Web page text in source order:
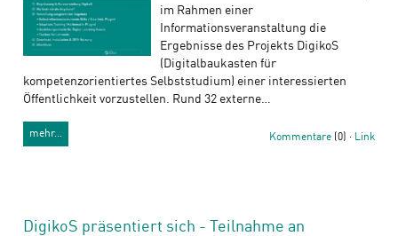
im Rahmen einer
Informationsveranstaltung die
Ergebnisse des Projekts DigikoS
(Digitalbaukasten für
kompetenzorientiertes Selbststudium) einer interessierten
Öffentlichkeit vorzustellen. Rund 32 externe…
mehr… Kommentare (0) · Link
DigikoS präsentiert sich - Teilnahme an